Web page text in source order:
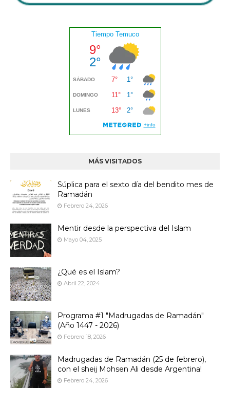
MÁS VISITADOS
Súplica para el sexto día del bendito mes de
Ramadán
Febrero 24, 2026
Mentir desde la perspectiva del Islam
Mayo 04, 2025
¿Qué es el Islam?
Abril 22, 2024
Programa #1 "Madrugadas de Ramadán"
(Año 1447 - 2026)
Febrero 18, 2026
Madrugadas de Ramadán (25 de febrero),
con el sheij Mohsen Ali desde Argentina!
Febrero 24, 2026